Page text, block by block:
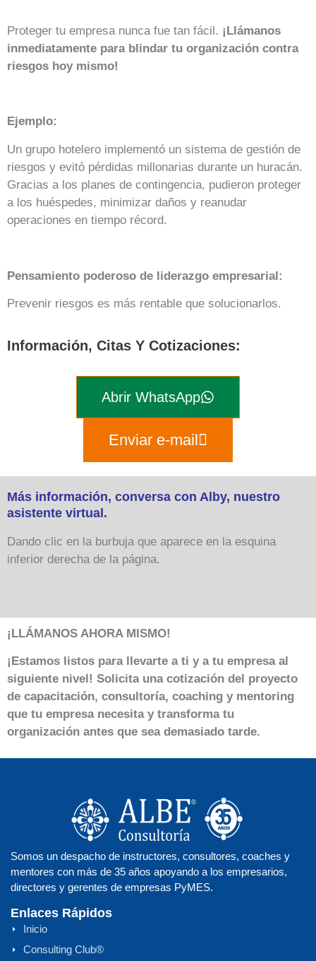
Proteger tu empresa nunca fue tan fácil. ¡Llámanos
inmediatamente para blindar tu organización contra
riesgos hoy mismo!
Ejemplo:
Un grupo hotelero implementó un sistema de gestión de
riesgos y evitó pérdidas millonarias durante un huracán.
Gracias a los planes de contingencia, pudieron proteger
a los huéspedes, minimizar daños y reanudar
operaciones en tiempo récord.
Pensamiento poderoso de liderazgo empresarial:
Prevenir riesgos es más rentable que solucionarlos.
Información, Citas Y Cotizaciones:
Abrir WhatsApp
Enviar e-mail
Más información, conversa con Alby, nuestro
asistente virtual.
Dando clic en la burbuja que aparece en la esquina
inferior derecha de la página.
¡LLÁMANOS AHORA MISMO!
¡Estamos listos para llevarte a ti y a tu empresa al
siguiente nivel! Solicita una cotización del proyecto
de capacitación, consultoría, coaching y mentoring
que tu empresa necesita y transforma tu
organización antes que sea demasiado tarde.
Somos un despacho de instructores, consultores, coaches y
mentores con más de 35 años apoyando a los empresarios,
directores y gerentes de empresas PyMES.
Enlaces Rápidos
Inicio
Consulting Club®